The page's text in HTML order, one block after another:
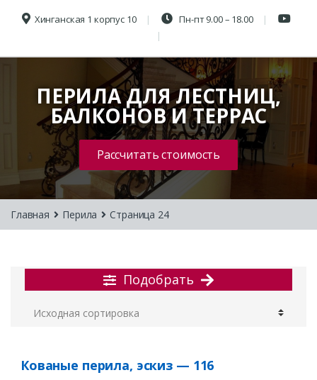
Хинганская 1 корпус 10 Пн-пт 9.00 – 18.00
ПЕРИЛА ДЛЯ ЛЕСТНИЦ,
БАЛКОНОВ И ТЕРРАС
Рассчитать стоимость
Главная Перила Страница 24
Подобрать
Кованые перила, эскиз — 116